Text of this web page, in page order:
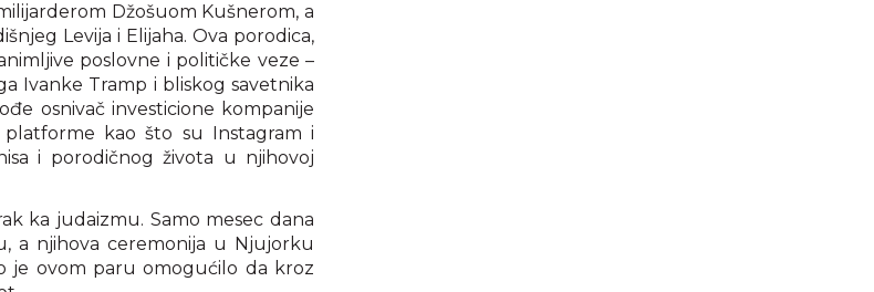
Džošuom Kušnerom, a
Levija i Elijaha. Ova porodica,
poslovne i političke veze –
Ivanke Tramp i bliskog savetnika
osnivač investicione kompanije
kao što su Instagram i
i porodičnog života u njihovoj
ka judaizmu. Samo mesec dana
a njihova ceremonija u Njujorku
je ovom paru omogućilo da kroz